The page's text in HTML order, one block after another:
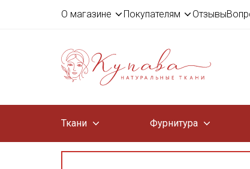
О магазине Покупателям Отзывы
Ткани Фурнитура